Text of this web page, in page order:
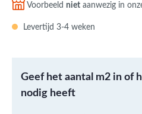
Voorbeeld niet aanwezig in
Levertijd 3-4 weken
Geef het aantal m2 in of
nodig heeft